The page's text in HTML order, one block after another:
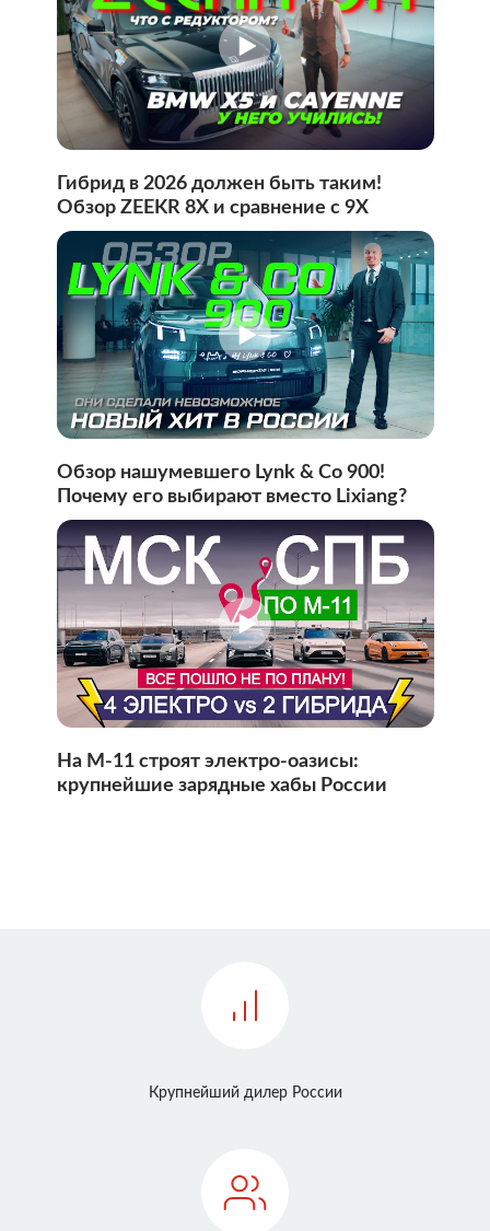
Гибрид в 2026 должен быть таким!
Обзор ZEEKR 8X и сравнение с 9X
Обзор нашумевшего Lynk & Co 900!
Почему его выбирают вместо Lixiang?
На М-11 строят электро-оазисы:
крупнейшие зарядные хабы России
Крупнейший дилер России